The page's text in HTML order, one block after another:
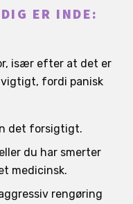
ER INDE:
især efter at det er
fordi panisk
det forsigtigt.
du har smerter
medicinsk.
rengøring